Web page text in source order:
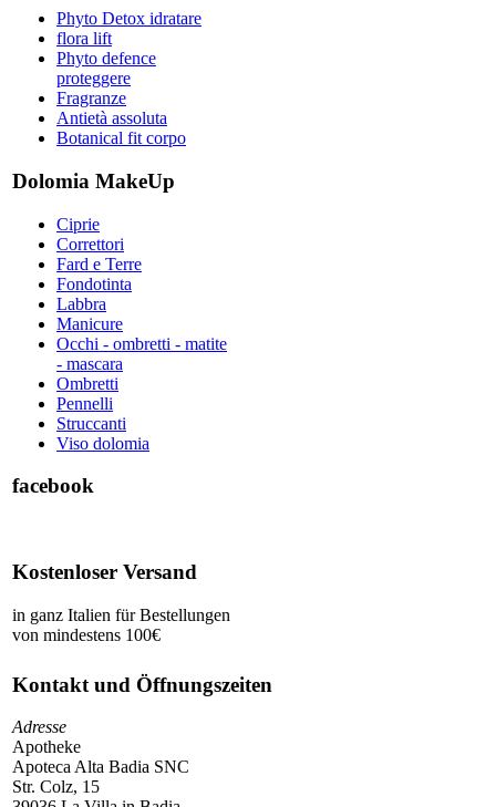
Phyto Detox idratare
flora lift
Phyto defence
proteggere
Fragranze
Antietà assoluta
Botanical fit corpo
Dolomia MakeUp
Ciprie
Correttori
Fard e Terre
Fondotinta
Labbra
Manicure
Occhi - ombretti - matite
- mascara
Ombretti
Pennelli
Struccanti
Viso dolomia
facebook
Kostenloser Versand
in ganz Italien für Bestellungen
von mindestens 100€
Kontakt und Öffnungszeiten
Adresse
Apotheke
Apoteca Alta Badia SNC
Str. Colz, 15